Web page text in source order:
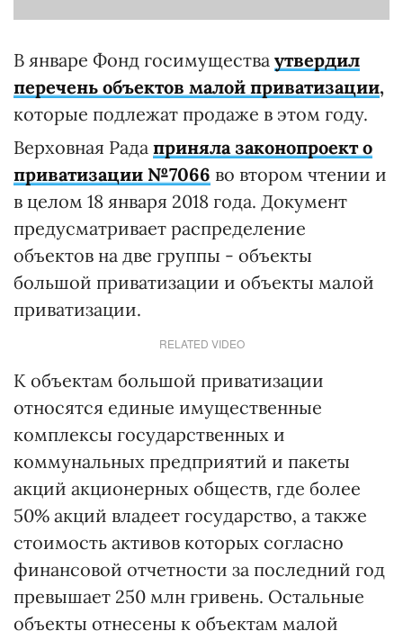
В январе Фонд госимущества утвердил
перечень объектов малой приватизации,
которые подлежат продаже в этом году.
Верховная Рада приняла законопроект о
приватизации №7066 во втором чтении и
в целом 18 января 2018 года. Документ
предусматривает распределение
объектов на две группы - объекты
большой приватизации и объекты малой
приватизации.
RELATED VIDEO
К объектам большой приватизации
относятся единые имущественные
комплексы государственных и
коммунальных предприятий и пакеты
акций акционерных обществ, где более
50% акций владеет государство, а также
стоимость активов которых согласно
финансовой отчетности за последний год
превышает 250 млн гривень. Остальные
объекты отнесены к объектам малой